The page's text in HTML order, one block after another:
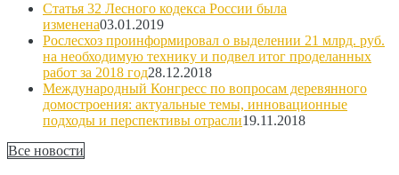
Статья 32 Лесного кодекса России была
изменена03.01.2019
Рослесхоз проинформировал о выделении 21 млрд. руб.
на необходимую технику и подвел итог проделанных
работ за 2018 год28.12.2018
Международный Конгресс по вопросам деревянного
домостроения: актуальные темы, инновационные
подходы и перспективы отрасли19.11.2018
Все новости